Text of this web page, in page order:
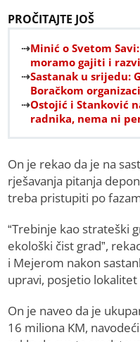
PROČITAJTE JOŠ
Minić o Svetom
moramo gajiti i
Sastanak u srijedu:
Boračkom
Ostojić i Stanković
radnika, nema ni
On je rekao da je na
rješavanja pitanja
treba pristupiti po
“Trebinje kao strateški
ekološki čist grad”,
i Mejerom nakon
upravi, posjetio
On je naveo da je
16 miliona KM,